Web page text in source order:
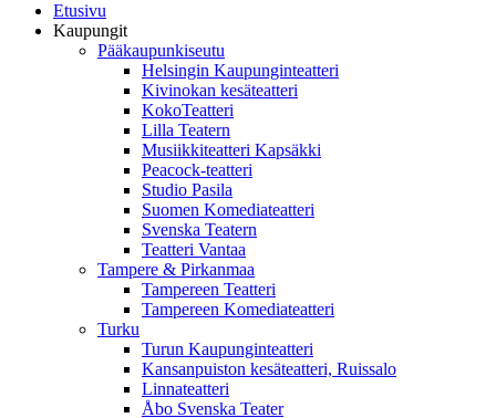
Etusivu
Kaupungit
Pääkaupunkiseutu
Helsingin Kaupunginteatteri
Kivinokan kesäteatteri
KokoTeatteri
Lilla Teatern
Musiikkiteatteri Kapsäkki
Peacock-teatteri
Studio Pasila
Suomen Komediateatteri
Svenska Teatern
Teatteri Vantaa
Tampere & Pirkanmaa
Tampereen Teatteri
Tampereen Komediateatteri
Turku
Turun Kaupunginteatteri
Kansanpuiston kesäteatteri, Ruissalo
Linnateatteri
Åbo Svenska Teater